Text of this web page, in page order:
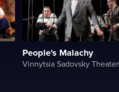
People's Malachy
Vinnytsia Sadovsky Theater